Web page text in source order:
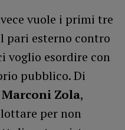
vuole i primi tre
pari esterno contro
voglio esordire con
pubblico. Di
Marconi Zola,
per non